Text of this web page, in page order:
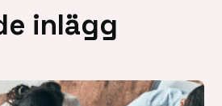
inlägg